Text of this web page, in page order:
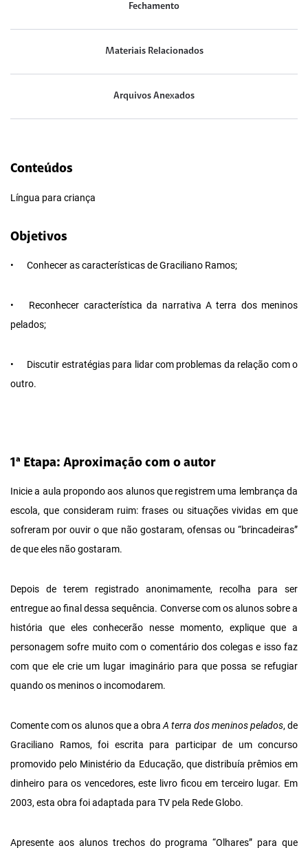
Fechamento
Materiais Relacionados
Arquivos Anexados
Conteúdos
Língua para criança
Objetivos
• Conhecer as características de Graciliano Ramos;
•
Reconhecer característica da narrativa A terra dos meninos
pelados;
•
Discutir estratégias para lidar com problemas da relação com o
outro.
1ª Etapa: Aproximação com o autor
Inicie a aula propondo aos alunos que registrem uma lembrança da
escola, que consideram ruim: frases ou situações vividas em que
sofreram por ouvir o que não gostaram, ofensas ou “brincadeiras”
de que eles não gostaram.
Depois de terem registrado anonimamente, recolha para ser
entregue ao final dessa sequência. Converse com os alunos sobre a
história que eles conhecerão nesse momento, explique que a
personagem sofre muito com o comentário dos colegas e isso faz
com que ele crie um lugar imaginário para que possa se refugiar
quando os meninos o incomodarem.
Comente com os alunos que a obraA terra dos meninos pelados, de
Graciliano Ramos, foi escrita para participar de um concurso
promovido pelo Ministério da Educação, que distribuía prêmios em
dinheiro para os vencedores, este livro ficou em terceiro lugar. Em
2003, esta obra foi adaptada para TV pela Rede Globo.
Apresente aos alunos trechos do programa “Olhares” para que